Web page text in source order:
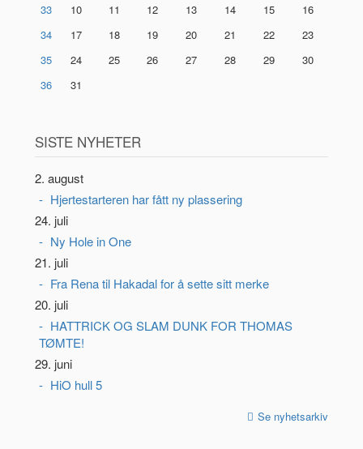
33
10 11 12 13 14 15
16
34
17 18 19 20 21 22
23
35
24 25 26 27 28 29
30
36
31
SISTE NYHETER
2. august
Hjertestarteren har fått ny plassering
24. juli
Ny Hole in One
21. juli
Fra Rena til Hakadal for å sette sitt merke
20. juli
HATTRICK OG SLAM DUNK FOR THOMAS
TØMTE!
29. juni
HiO hull 5
Se nyhetsarkiv